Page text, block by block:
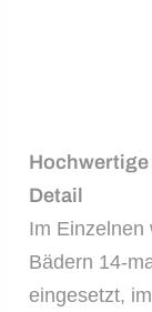
Detail
Im Einzelnen
Bädern 14-
eingesetzt,